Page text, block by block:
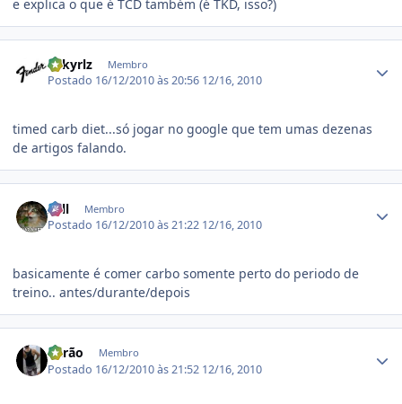
e explica o que é TCD também (é TKD, isso?)
dskyrlz Membro
Postado 16/12/2010 às 20:56 12/16, 2010
timed carb diet...só jogar no google que tem umas dezenas
de artigos falando.
Zell Membro
Postado 16/12/2010 às 21:22 12/16, 2010
basicamente é comer carbo somente perto do periodo de
treino.. antes/durante/depois
Barão Membro
Postado 16/12/2010 às 21:52 12/16, 2010